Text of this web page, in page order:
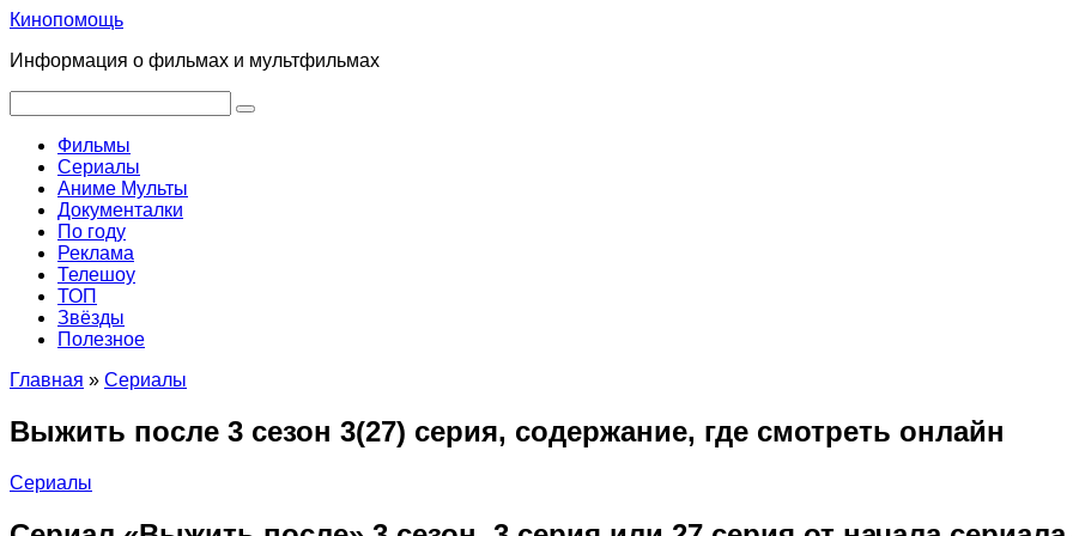
Перейти
контенту
Кинопомощь
Информация о фильмах и мультфильмах
Фильмы
Сериалы
Аниме Мульты
Документалки
По году
Реклама
Телешоу
ТОП
Звёзды
Полезное
Главная » Сериалы
Выжить после 3 сезон 3(27) серия, содержание, где смотреть онлайн
Сериалы